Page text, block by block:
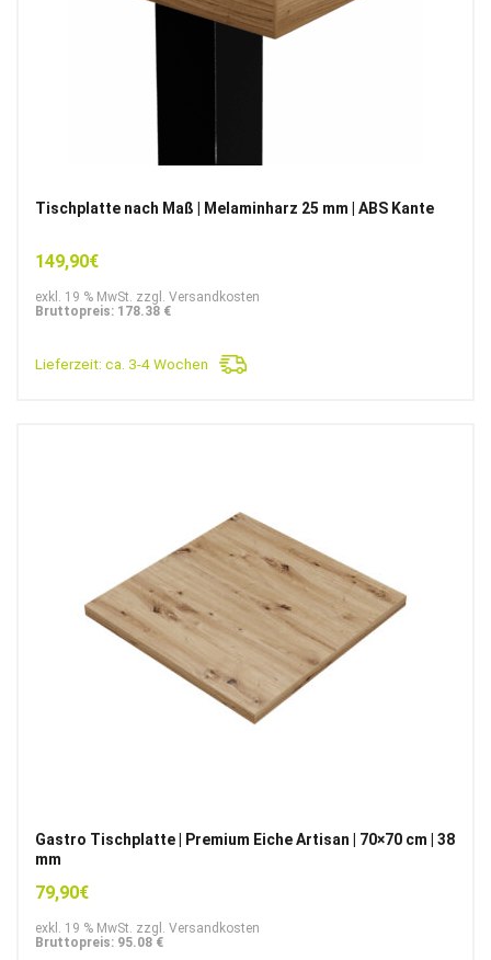
Tischplatte nach Maß | Melaminharz 25 mm | ABS Kante
149,90€
exkl. 19 % MwSt. zzgl. Versandkosten
Bruttopreis: 178.38 €
Lieferzeit: ca. 3-4 Wochen
Gastro Tischplatte | Premium Eiche Artisan | 70×70 cm | 38
mm
79,90€
exkl. 19 % MwSt. zzgl. Versandkosten
Bruttopreis: 95.08 €